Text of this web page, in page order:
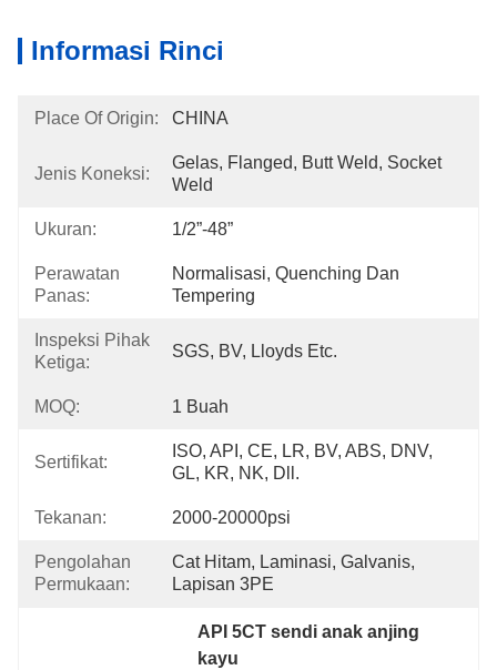
Informasi Rinci
Place Of Origin: CHINA
Jenis Koneksi:
Gelas, Flanged, Butt Weld, Socket
Weld
Ukuran: 1/2”-48”
Perawatan
Panas:
Normalisasi, Quenching Dan
Tempering
Inspeksi Pihak
Ketiga:
SGS, BV, Lloyds Etc.
MOQ: 1 Buah
Sertifikat:
ISO, API, CE, LR, BV, ABS, DNV,
GL, KR, NK, Dll.
Tekanan: 2000-20000psi
Pengolahan
Permukaan:
Cat Hitam, Laminasi, Galvanis,
Lapisan 3PE
API 5CT sendi anak anjing
kayu